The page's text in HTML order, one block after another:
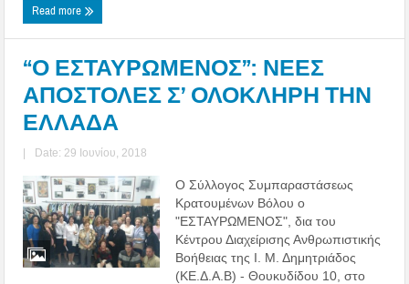
Read more
“Ο ΕΣΤΑΥΡΩΜΕΝΟΣ”: ΝΕΕΣ
ΑΠΟΣΤΟΛΕΣ Σ’ ΟΛΟΚΛΗΡΗ ΤΗΝ
ΕΛΛΑΔΑ
| Date: 29 Ιουνίου, 2018
Ο Σύλλογος Συμπαραστάσεως
Κρατουμένων Βόλου ο
"ΕΣΤΑΥΡΩΜΕΝΟΣ", δια του
Κέντρου Διαχείρισης Ανθρωπιστικής
Βοήθειας της Ι. Μ. Δημητριάδος
(ΚΕ.Δ.Α.Β) - Θουκυδίδου 10, στο